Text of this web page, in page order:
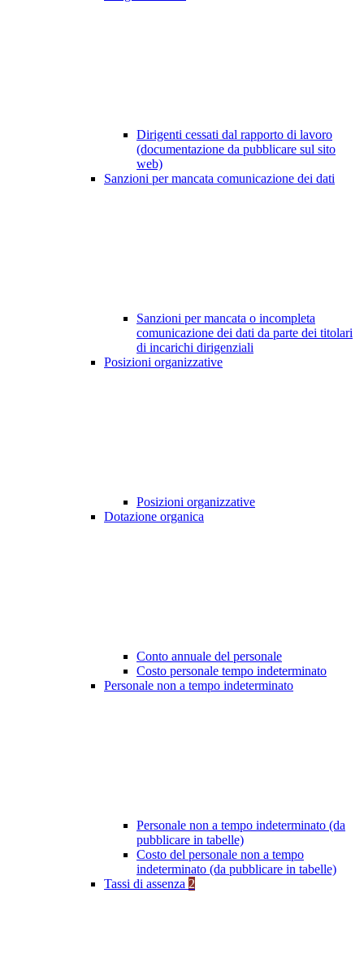
Dirigenti cessati dal rapporto di lavoro
(documentazione da pubblicare sul sito
web)
Sanzioni per mancata comunicazione dei dati
Sanzioni per mancata o incompleta
comunicazione dei dati da parte dei titolari
di incarichi dirigenziali
Posizioni organizzative
Posizioni organizzative
Dotazione organica
Conto annuale del personale
Costo personale tempo indeterminato
Personale non a tempo indeterminato
Personale non a tempo indeterminato (da
pubblicare in tabelle)
Costo del personale non a tempo
indeterminato (da pubblicare in tabelle)
Tassi di assenza 2